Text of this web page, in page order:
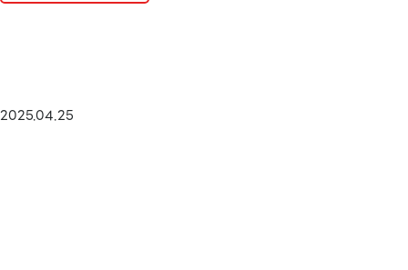
2025.04.25